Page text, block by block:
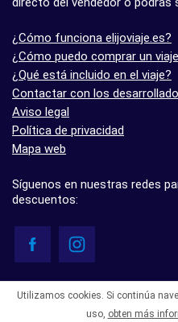
¿Cómo funciona elijoviaje.es?
¿Cómo puedo comprar un
¿Qué está incluido en el viaje?
Contactar con los
Aviso legal
Política de privacidad
Mapa web
Síguenos en nuestras redes
descuentos:
- 5.0 basado en 7
Utilizamos cookies. Si continúa
uso, obten más